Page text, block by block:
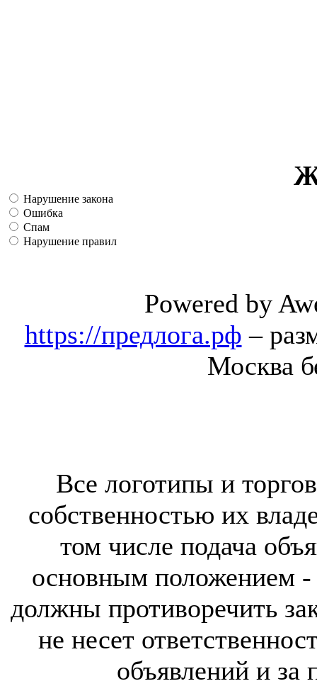
Нарушение закона
Ошибка
Спам
Нарушение правил
Powered by
https://предлога.рф –
Москва
Все логотипы и
собственностью их
том числе подача
основным положением -
должны противоречить
не несет
объявлений и за